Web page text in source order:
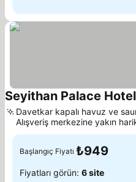
Seyithan Palace Hotel
Davetkar kapalı havuz ve
Alışveriş merkezine yakın
Başlangıç Fiyatı ₺949
Fiyatları görün: 6 site